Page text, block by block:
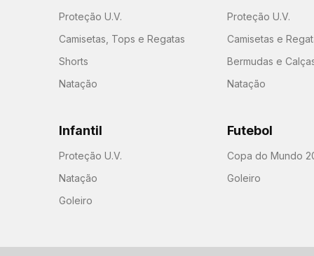
Proteção U.V.
Camisetas, Tops e Regatas
Shorts
Natação
Infantil
Proteção U.V.
Natação
Goleiro
Proteção U.V.
Camisetas e
Bermudas e
Natação
Futebol
Copa do Mundo
Goleiro